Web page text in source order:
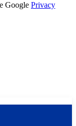
Google Privacy